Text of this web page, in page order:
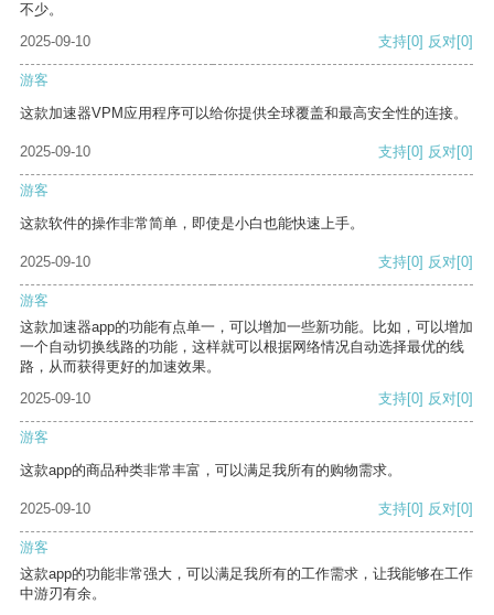
不少。
2025-09-10
支持[0] 反对[0]
游客
这款加速器VPM应用程序可以给你提供全球覆盖和最高安全性的连接。
2025-09-10 支持[0] 反对[0]
游客
这款软件的操作非常简单，即使是小白也能快速上手。
2025-09-10 支持[0] 反对[0]
游客
这款加速器app的功能有点单一，可以增加一些新功能。比如，可以增加
一个自动切换线路的功能，这样就可以根据网络情况自动选择最优的线
路，从而获得更好的加速效果。
2025-09-10
支持[0] 反对[0]
游客
这款app的商品种类非常丰富，可以满足我所有的购物需求。
2025-09-10 支持[0] 反对[0]
游客
这款app的功能非常强大，可以满足我所有的工作需求，让我能够在工作
中游刃有余。